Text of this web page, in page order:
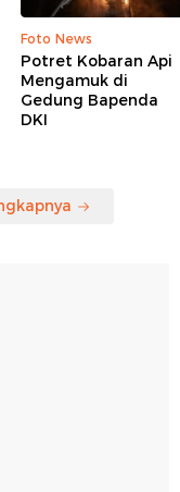
Foto News
Potret Kobaran Api
Mengamuk di
Gedung Bapenda
DKI